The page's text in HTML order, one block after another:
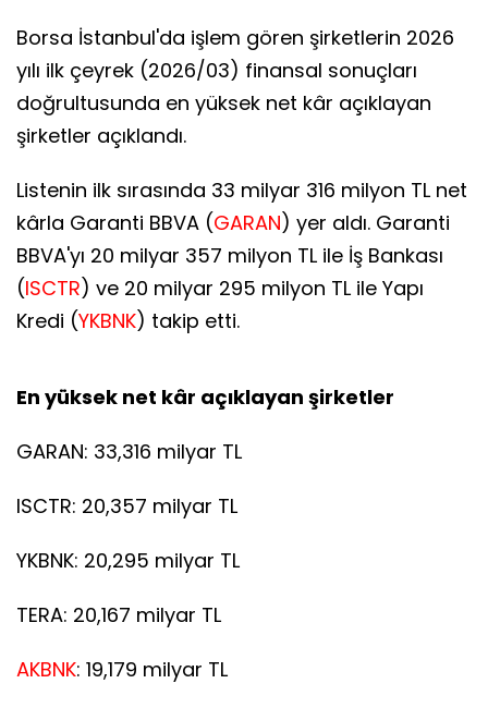
Borsa İstanbul'da işlem gören şirketlerin 2026
yılı ilk çeyrek (2026/03) finansal sonuçları
doğrultusunda en yüksek net kâr açıklayan
şirketler açıklandı.
Listenin ilk sırasında 33 milyar 316 milyon TL net
kârla Garanti BBVA (GARAN) yer aldı. Garanti
BBVA'yı 20 milyar 357 milyon TL ile İş Bankası
(ISCTR) ve 20 milyar 295 milyon TL ile Yapı
Kredi (YKBNK) takip etti.
En yüksek net kâr açıklayan şirketler
GARAN: 33,316 milyar TL
ISCTR: 20,357 milyar TL
YKBNK: 20,295 milyar TL
TERA: 20,167 milyar TL
AKBNK: 19,179 milyar TL